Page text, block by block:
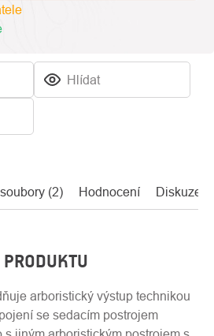
Hlídat
(2) Hodnocení Diskuze
arboristický výstup technikou
se sedacím postrojem